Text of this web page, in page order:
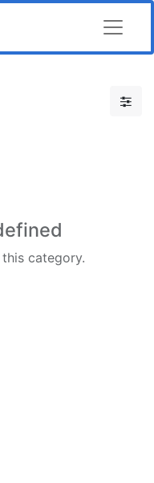
category.